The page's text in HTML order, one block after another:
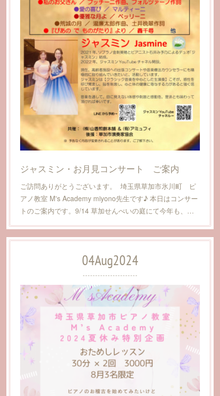
ジャスミン・お月見コンサート ご案内
ご訪問ありがとうございます。 埼玉県草加市氷川町 ピ
アノ教室 M's Academy miyono先生です♪ 本日はコンサー
トのご案内です。9/14 草加せんべいの庭にて今年も、…
04Aug2024